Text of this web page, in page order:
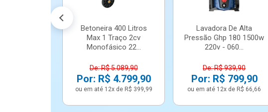
Betoneira 400 Litros
Max 1 Traço 2cv
Monofásico 22...
De: R$ 5.089,90
Por: R$ 4.799,90
ou em até 12x de R$ 399,99
Lavadora De Alta
Pressão Ghp 180 1500w
220v - 060...
De: R$ 939,90
Por: R$ 799,90
ou em até 12x de R$ 66,66